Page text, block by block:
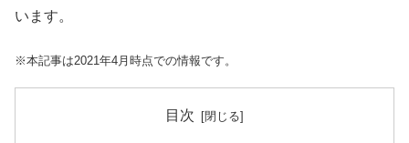
います。
※本記事は2021年4月時点での情報です。
目次